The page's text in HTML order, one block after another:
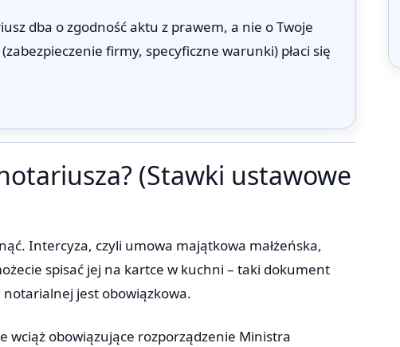
dba o zgodność aktu z prawem, a nie o Twoje
firmy, specyficzne warunki) płaci się
(Stawki ustawowe
Intercyza, czyli umowa majątkowa małżeńska,
spisać jej na kartce w kuchni – taki dokument
jest obowiązkowa.
obowiązujące rozporządzenie Ministra